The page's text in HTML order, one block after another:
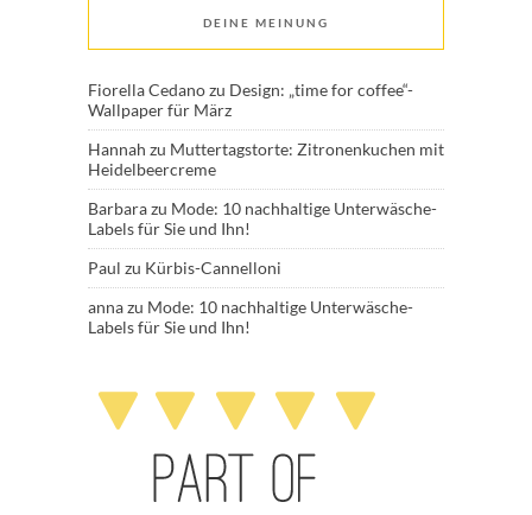
DEINE MEINUNG
Fiorella Cedanozu Design: „time for coffee“-
Wallpaper für März
Hannah zu Muttertagstorte: Zitronenkuchen mit
Heidelbeercreme
Barbarazu Mode: 10 nachhaltige Unterwäsche-
Labels für Sie und Ihn!
Paul zu Kürbis-Cannelloni
annazu Mode: 10 nachhaltige Unterwäsche-
Labels für Sie und Ihn!